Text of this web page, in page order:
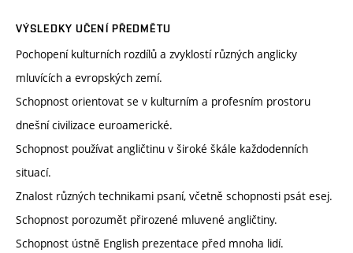
VÝSLEDKY UČENÍ PŘEDMĚTU
Pochopení kulturních rozdílů a zvyklostí různých anglicky
mluvících a evropských zemí.
Schopnost orientovat se v kulturním a profesním prostoru
dnešní civilizace euroamerické.
Schopnost používat angličtinu v široké škále každodenních
situací.
Znalost různých technikami psaní, včetně schopnosti psát esej.
Schopnost porozumět přirozené mluvené angličtiny.
Schopnost ústně English prezentace před mnoha lidí.